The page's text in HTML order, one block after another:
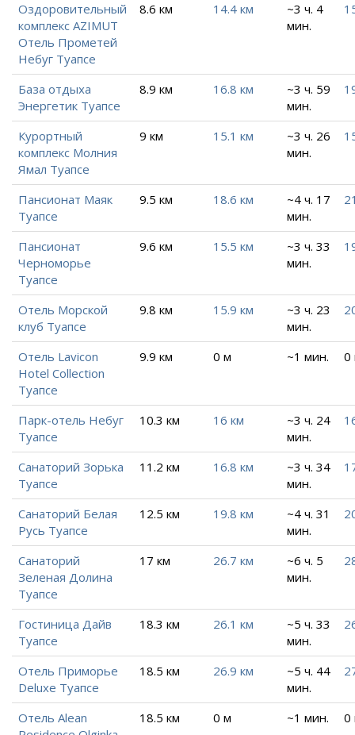
Оздоровительный
комплекс AZIMUT
Отель Прометей
Небуг Туапсе
8.6 км 14.4 км
~3 ч. 4
мин.
База отдыха
Энергетик Туапсе
8.9 км 16.8 км
~3 ч. 59
мин.
Курортный
комплекс Молния
Ямал Туапсе
9 км 15.1 км
~3 ч. 26
мин.
Пансионат Маяк
Туапсе
9.5 км 18.6 км
~4 ч. 17
мин.
Пансионат
Черноморье
Туапсе
9.6 км 15.5 км
~3 ч. 33
мин.
Отель Морской
клуб Туапсе
9.8 км 15.9 км
~3 ч. 23
мин.
Отель Lavicon
Hotel Collection
Туапсе
9.9 км 0 м ~1 мин. 0
Парк-отель Небуг
Туапсе
10.3 км 16 км
~3 ч. 24
мин.
Санаторий Зорька
Туапсе
11.2 км 16.8 км
~3 ч. 34
мин.
Санаторий Белая
Русь Туапсе
12.5 км 19.8 км
~4 ч. 31
мин.
Санаторий
Зеленая Долина
Туапсе
17 км 26.7 км
~6 ч. 5
мин.
Гостиница Дайв
Туапсе
18.3 км 26.1 км
~5 ч. 33
мин.
Отель Приморье
Deluxe Туапсе
18.5 км 26.9 км
~5 ч. 44
мин.
Отель Alean
18.5 км 0 м ~1 мин. 0